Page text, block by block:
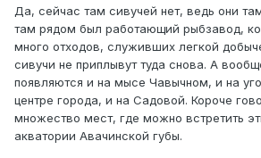
Да, сейчас там сивучей нет, ведь они
там рядом был работающий рыбзавод,
много отходов, служивших легкой
сивучи не приплывут туда снова. А
появляются и на мысе Чавычном, и на
центре города, и на Садовой. Короче
множество мест, где можно встретить
акватории Авачинской губы.